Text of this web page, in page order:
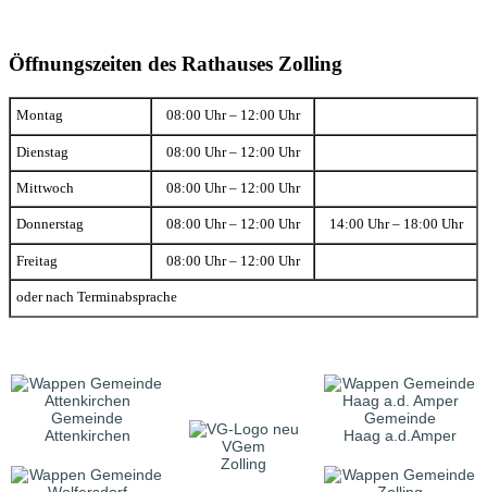
Öffnungszeiten des Rathauses Zolling
Montag 08:00 Uhr – 12:00 Uhr
Dienstag 08:00 Uhr – 12:00 Uhr
Mittwoch 08:00 Uhr – 12:00 Uhr
Donnerstag 08:00 Uhr – 12:00 Uhr 14:00 Uhr – 18:00 Uhr
Freitag 08:00 Uhr – 12:00 Uhr
oder nach Terminabsprache
Gemeinde
Attenkirchen
VGem
Zolling
Gemeinde
Haag a.d.Amper